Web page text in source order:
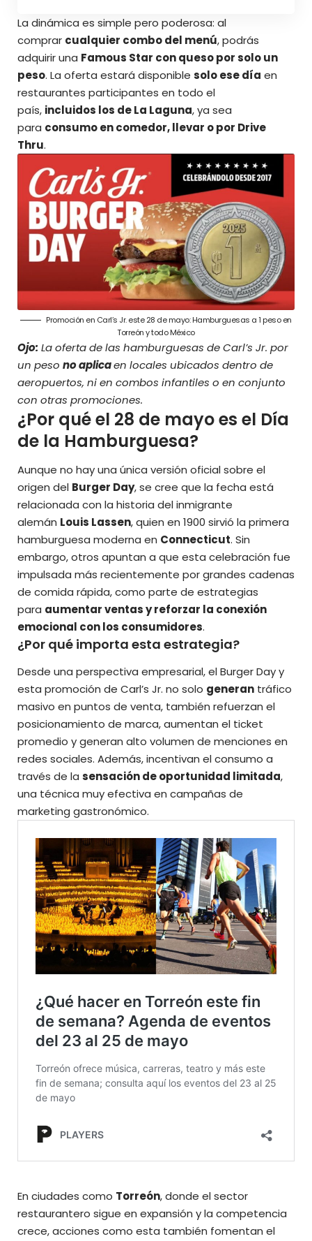
La dinámica es simple pero poderosa: al
comprar cualquier combo del menú, podrás
adquirir una Famous Star con queso por solo un
peso. La oferta estará disponible solo ese día en
restaurantes participantes en todo el
país, incluidos los de La Laguna, ya sea
para consumo en comedor, llevar o por Drive
Thru.
Promoción en Carl’s Jr. este 28 de mayo: Hamburguesas a 1 peso en
Torreón y todo México
Ojo: La oferta de las hamburguesas de Carl’s Jr. por
un peso no aplicaen locales ubicados dentro de
aeropuertos, ni en combos infantiles o en conjunto
con otras promociones.
¿Por qué el 28 de mayo es el Día
de la Hamburguesa?
Aunque no hay una única versión oficial sobre el
origen del Burger Day, se cree que la fecha está
relacionada con la historia del inmigrante
alemán Louis Lassen, quien en 1900 sirvió la primera
hamburguesa moderna en Connecticut. Sin
embargo, otros apuntan a que esta celebración fue
impulsada más recientemente por grandes cadenas
de comida rápida, como parte de estrategias
para aumentar ventas y reforzar la conexión
emocional con los consumidores.
¿Por qué importa esta estrategia?
Desde una perspectiva empresarial, el Burger Day y
esta promoción de Carl’s Jr. no solo generan tráfico
masivo en puntos de venta, también refuerzan el
posicionamiento de marca, aumentan el ticket
promedio y generan alto volumen de menciones en
redes sociales. Además, incentivan el consumo a
través de la sensación de oportunidad limitada,
una técnica muy efectiva en campañas de
marketing gastronómico.
En ciudades como Torreón, donde el sector
restaurantero sigue en expansión y la competencia
crece, acciones como esta también fomentan el